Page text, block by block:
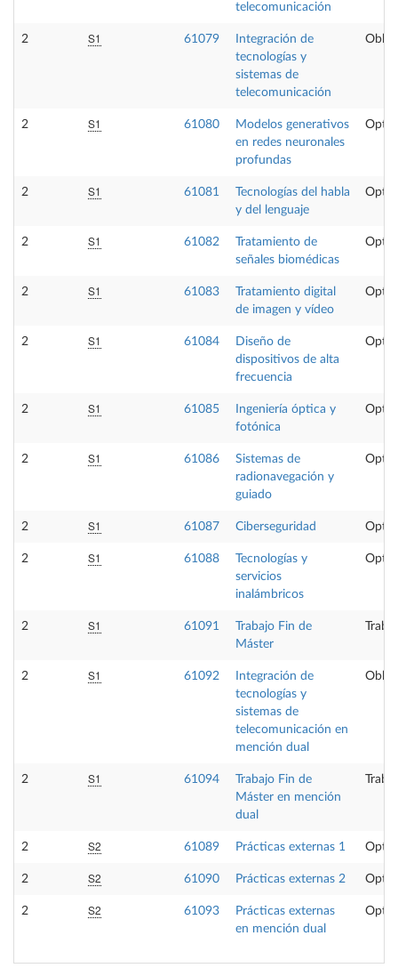
telecomunicación
2 S1 61079
Integración de
tecnologías y
sistemas de
telecomunicación
2 S1 61080
Modelos generativos
en redes neuronales
profundas
2 S1 61081
Tecnologías del habla
y del lenguaje
2 S1 61082
Tratamiento de
señales biomédicas
2 S1 61083
Tratamiento digital
de imagen y vídeo
2 S1 61084
Diseño de
dispositivos de alta
frecuencia
2 S1 61085
Ingeniería óptica y
fotónica
2 S1 61086
Sistemas de
radionavegación y
guiado
2 S1 61087 Ciberseguridad
2 S1 61088
Tecnologías y
servicios
inalámbricos
2 S1 61091
Trabajo Fin de
Máster
2 S1 61092
Integración de
tecnologías y
sistemas de
telecomunicación en
mención dual
2 S1 61094
Trabajo Fin de
Máster en mención
dual
2 S2 61089 Prácticas externas 1
2 S2 61090 Prácticas externas 2
2 S2 61093
Prácticas externas
en mención dual